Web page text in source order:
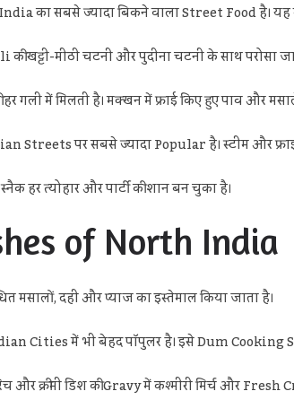
का सबसे ज्यादा बिकने वाला Street Food है। यह
खट्टी-मीठी चटनी और पुदीना चटनी के साथ परोसा
गली में मिलती है। मक्खन में फ्राई किए हुए पाव और
पर सबसे ज्यादा Popular है। स्टीम और
हर त्योहार और पार्टी की शान बन चुका है।
of North India
दही और प्याज का इस्तेमाल किया जाता है।
में भी बेहद पॉपुलर है। इसे Dum Cooking
डिश की Gravy में कश्मीरी मिर्च और Fresh